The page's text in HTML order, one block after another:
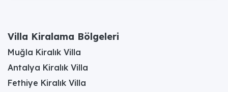
Villa Kiralama Bölgeleri
Muğla Kiralık Villa
Antalya Kiralık Villa
Fethiye Kiralık Villa